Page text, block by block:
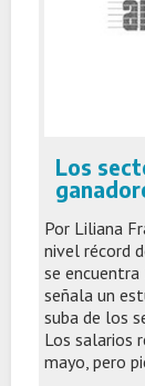
Los
Por Liliana
nivel récord
se
señala un
suba de los
Los salarios
mayo, pero